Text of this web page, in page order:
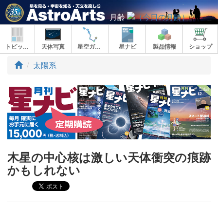
月齢
トピックス 天体写真 星空ガイド 星ナビ 製品情報 ショップ
ト
プ
太陽系
木星の中心核は激しい天体衝突の痕跡
かもしれない